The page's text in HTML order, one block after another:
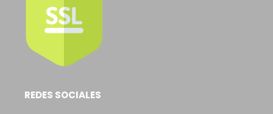
REDES SOCIALES